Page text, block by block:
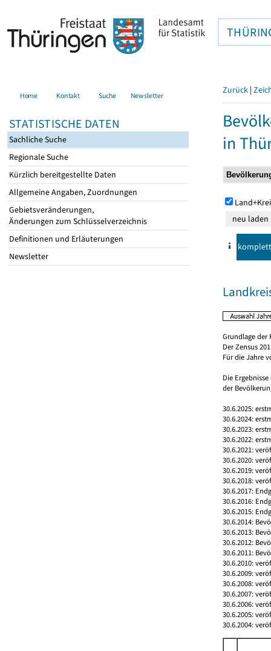
Home Kontakt Suche Newsletter
STATISTISCHE DATEN
Sachliche Suche
Regionale Suche
Kürzlich bereitgestellte Daten
Allgemeine Angaben, Zuordnungen
Gebietsveränderungen,
Änderungen zum Schlüsselverzeichnis
Definitionen und Erläuterungen
Newsletter
Zurück |
in
komplett
Grundlage der
Der Zensus
Für die Jahre
Die
der
30.6.2025:
30.6.2024:
30.6.2023:
30.6.2022:
30.6.2021:
30.6.2020:
30.6.2019:
30.6.2018:
30.6.2017:
30.6.2016:
30.6.2015:
30.6.2014:
30.6.2013:
30.6.2012:
30.6.2011:
30.6.2010:
30.6.2009:
30.6.2008:
30.6.2007:
30.6.2006:
30.6.2005:
30.6.2004: